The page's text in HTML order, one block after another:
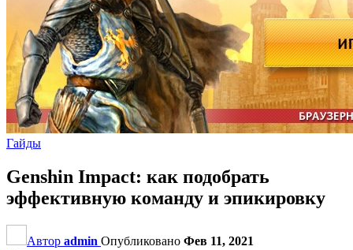
Гайды
Genshin Impact: как подобрать
эффективную команду и эпикировку
Автор admin Опубликовано Фев 11, 2021